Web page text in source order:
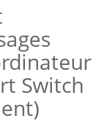
Switch